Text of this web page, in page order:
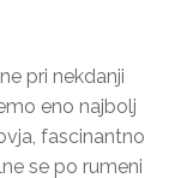
pri nekdanji
eno najbolj
fascinantno
se po rumeni